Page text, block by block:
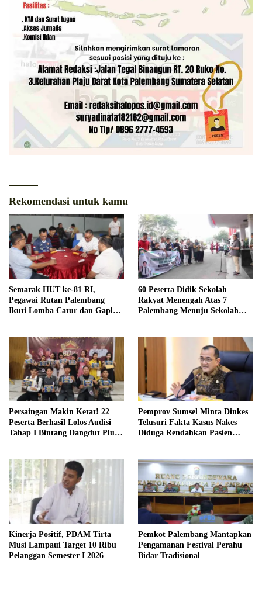
Rekomendasi untuk kamu
Semarak HUT ke-81 RI,
Pegawai Rutan Palembang
Ikuti Lomba Catur dan Gaple
60 Peserta Didik Sekolah
Rakyat Menengah Atas 7
Palembang Menuju Sekolah
Persaingan Makin Ketat! 22
Peserta Berhasil Lolos Audisi
Tahap I Bintang Dangdut Plus
Pemprov Sumsel Minta Dinkes
Telusuri Fakta Kasus Nakes
Diduga Rendahkan Pasien
Kinerja Positif, PDAM Tirta
Musi Lampaui Target 10 Ribu
Pelanggan Semester I 2026
Pemkot Palembang Mantapkan
Pengamanan Festival Perahu
Bidar Tradisional